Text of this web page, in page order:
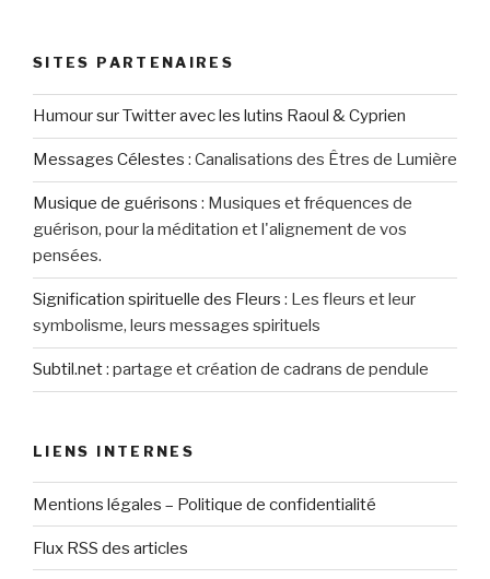
SITES PARTENAIRES
Humour sur Twitter avec les lutins Raoul & Cyprien
Messages Célestes : Canalisations des Êtres de Lumière
Musique de guérisons : Musiques et fréquences de
guérison, pour la méditation et l'alignement de vos
pensées.
Signification spirituelle des Fleurs : Les fleurs et leur
symbolisme, leurs messages spirituels
Subtil.net: partage et création de cadrans de pendule
LIENS INTERNES
Mentions légales – Politique de confidentialité
Flux RSS des articles